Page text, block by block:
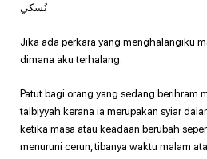
نُسكي
Jika ada perkara yang menghalangiku
dimana aku terhalang.
Patut bagi orang yang sedang berihram
talbiyyah kerana ia merupakan syiar
ketika masa atau keadaan berubah
menuruni cerun, tibanya waktu malam